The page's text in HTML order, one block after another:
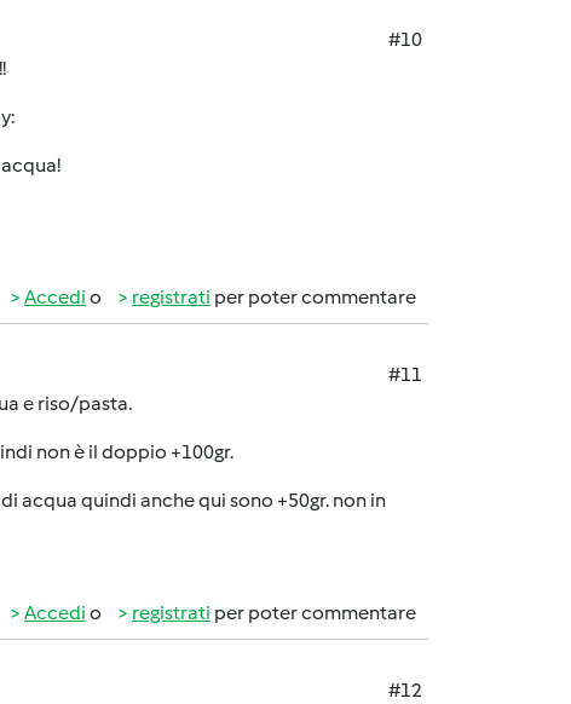
#10
Accedi o registrati per poter commentare
#11
e riso/pasta.
non è il doppio +100gr.
acqua quindi anche qui sono +50gr. non in
Accedi o registrati per poter commentare
#12